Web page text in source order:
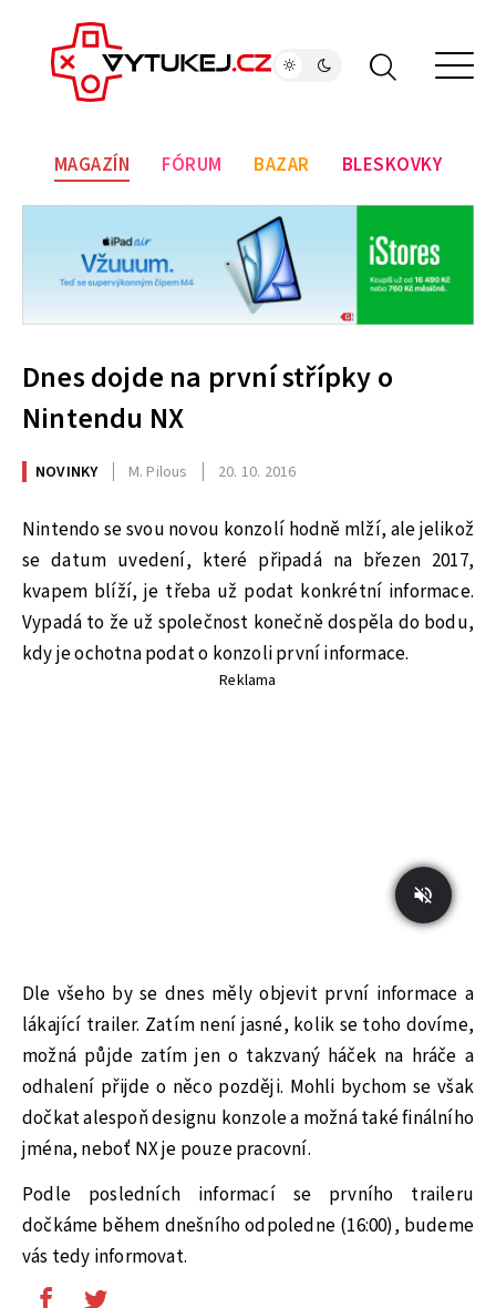
MAGAZÍN FÓRUM BAZAR BLESKOVKY
Dnes dojde na první střípky o
Nintendu NX
NOVINKY M. Pilous 20. 10. 2016
Nintendo se svou novou konzolí hodně mlží, ale jelikož
se datum uvedení, které připadá na březen 2017,
kvapem blíží, je třeba už podat konkrétní informace.
Vypadá to že už společnost konečně dospěla do bodu,
kdy je ochotna podat o konzoli první informace.
Reklama
Dle všeho by se dnes měly objevit první informace a
lákající trailer. Zatím není jasné, kolik se toho dovíme,
možná půjde zatím jen o takzvaný háček na hráče a
odhalení přijde o něco později. Mohli bychom se však
dočkat alespoň designu konzole a možná také finálního
jména, neboť NX je pouze pracovní.
Podle posledních informací se prvního traileru
dočkáme během dnešního odpoledne (16:00), budeme
vás tedy informovat.